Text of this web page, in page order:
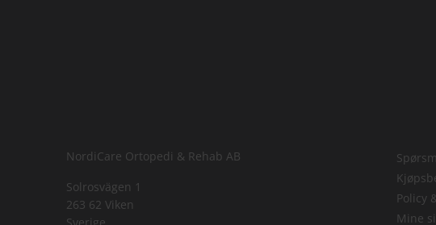
NordiCare Ortopedi & Rehab AB
Solrosvägen 1
263 62 Viken
Policy
Mine